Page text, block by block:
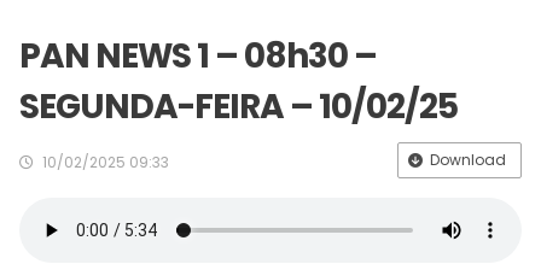
PAN NEWS 1 – 08h30 –
SEGUNDA-FEIRA – 10/02/25
10/02/2025 09:33 Download